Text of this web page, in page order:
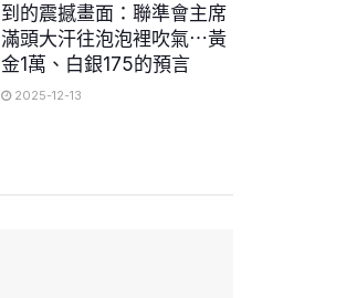
到的震撼畫面：聯準會主席
滿頭大汗往泡泡裡吹氣⋯黃
金1萬、白銀175的預言
2025-12-13